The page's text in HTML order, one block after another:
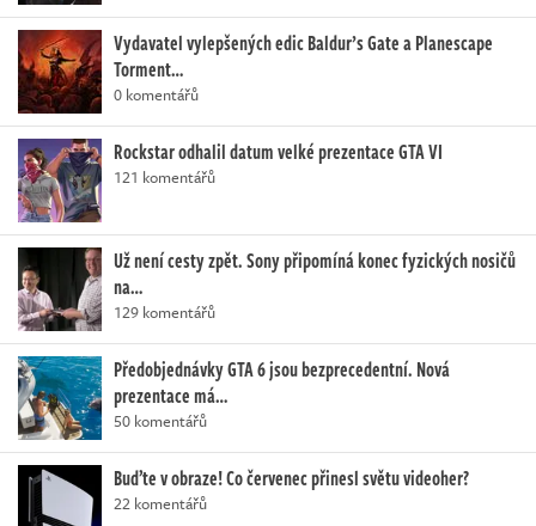
Vydavatel vylepšených edic Baldur’s Gate a Planescape
Torment…
0 komentářů
Rockstar odhalil datum velké prezentace GTA VI
121 komentářů
Už není cesty zpět. Sony připomíná konec fyzických nosičů
na…
129 komentářů
Předobjednávky GTA 6 jsou bezprecedentní. Nová
prezentace má…
50 komentářů
Buďte v obraze! Co červenec přinesl světu videoher?
22 komentářů